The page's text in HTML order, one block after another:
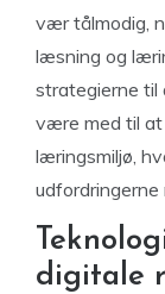
vær tålmodig,
læsning og
strategierne til
være med til at
læringsmiljø,
udfordringerne
digitale